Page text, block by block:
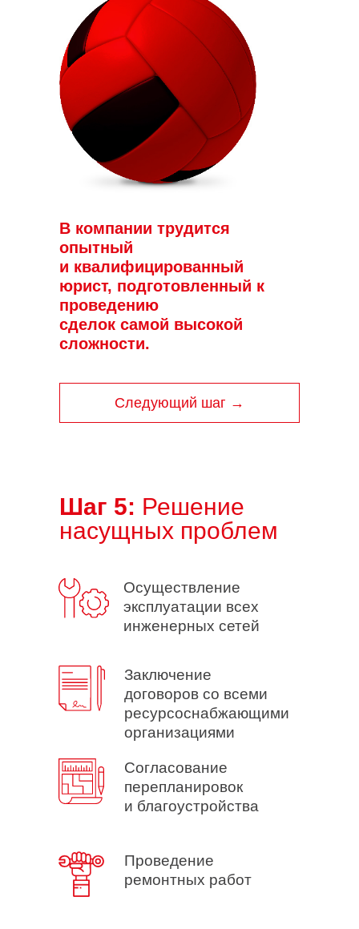
В компании трудится
опытный
и квалифицированный
юрист, подготовленный к
проведению
сделок самой высокой
сложности.
Следующий шаг →
Шаг 5: Решение
насущных проблем
Осуществление
эксплуатации всех
инженерных сетей
Заключение
договоров со всеми
ресурсоснабжающими
организациями
Согласование
перепланировок
и благоустройства
Проведение
ремонтных работ